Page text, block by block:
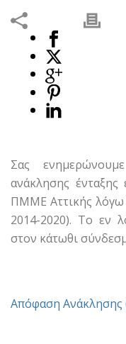
Σας
ανάκλησης
ΠΜΜΕ Αττικής λόγω
2014-2020). Το εν
στον κάτωθι
Απόφαση Ανάκλησης